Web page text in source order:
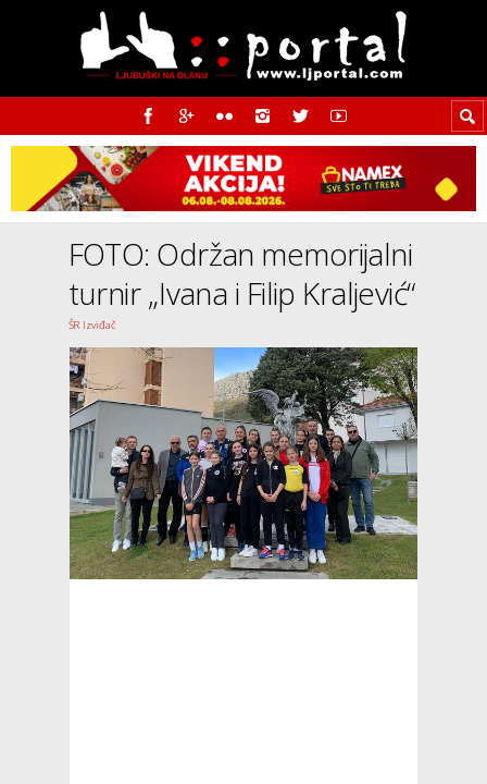
FOTO: Održan memorijalni
turnir „Ivana i Filip Kraljević“
ŠR Izviđač